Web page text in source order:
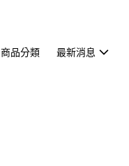
商品分類 最新消息